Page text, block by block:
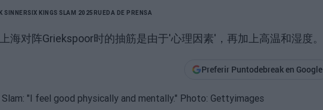
SINNERSIX KINGS SLAM 2025 RUEDA DE PRENSA
海对阵Griekspoor时的抽筋是由于'心理因素'，再加上高温和湿度。
Preferir Puntodebreak en Google